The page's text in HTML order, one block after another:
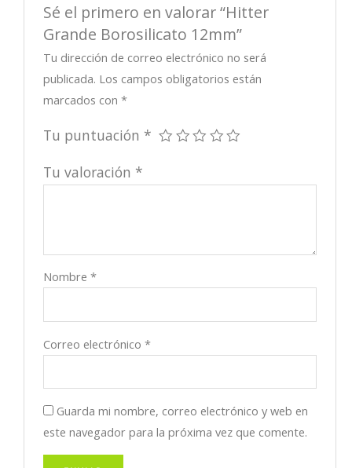
Sé el primero en valorar “Hitter
Grande Borosilicato 12mm”
Tu dirección de correo electrónico no será
publicada. Los campos obligatorios están
marcados con*
Tu puntuación *
Tu valoración *
Nombre*
Correo electrónico*
Guarda mi nombre, correo electrónico y web en
este navegador para la próxima vez que comente.